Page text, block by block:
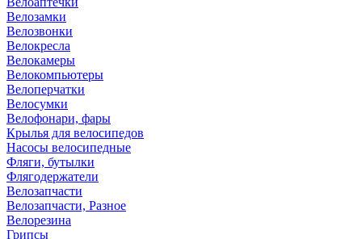
Велозамки
Велозвонки
Велокресла
Велокамеры
Велокомпьютеры
Велоперчатки
Велосумки
Велофонари, фары
Крылья для велосипедов
Насосы велосипедные
Фляги, бутылки
Флягодержатели
Велозапчасти
Велозапчасти, Разное
Велорезина
Грипсы